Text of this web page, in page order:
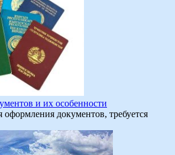
и их особенности
оформления документов, требуется